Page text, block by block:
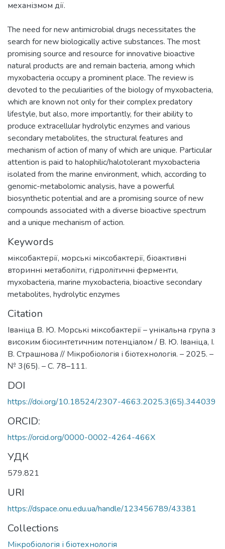
The need for new antimicrobial drugs necessitates the
search for new biologically active substances. The most
promising source and resource for innovative bioactive
natural products are and remain bacteria, among which
myxobacteria occupy a prominent place. The review is
devoted to the peculiarities of the biology of myxobacteria,
which are known not only for their complex predatory
lifestyle, but also, more importantly, for their ability to
produce extracellular hydrolytic enzymes and various
secondary metabolites, the structural features and
mechanism of action of many of which are unique. Particular
attention is paid to halophilic/halotolerant myxobacteria
isolated from the marine environment, which, according to
genomic-metabolomic analysis, have a powerful
biosynthetic potential and are a promising source of new
compounds associated with a diverse bioactive spectrum
and a unique mechanism of action.
Keywords
міксобактерії, морські міксобактерії, біоактивні
вторинні метаболіти, гідролітичні ферменти,
myxobacteria, marine myxobacteria, bioactive secondary
metabolites, hydrolytic enzymes
Citation
Іваніца В. Ю. Морські міксобактерії – унікальна група з
високим біосинтетичним потенціалом / В. Ю. Іваніца, І.
В. Страшнова // Мікробіологія і біотехнологія. – 2025. –
№ 3(65). – С. 78–111.
DOI
https://doi.org/10.18524/2307-4663.2025.3(65).344039
ORCID:
https://orcid.org/0000-0002-4264-466X
УДК
579.821
URI
https://dspace.onu.edu.ua/handle/123456789/43381
Collections
Мікробіологія і біотехнологія